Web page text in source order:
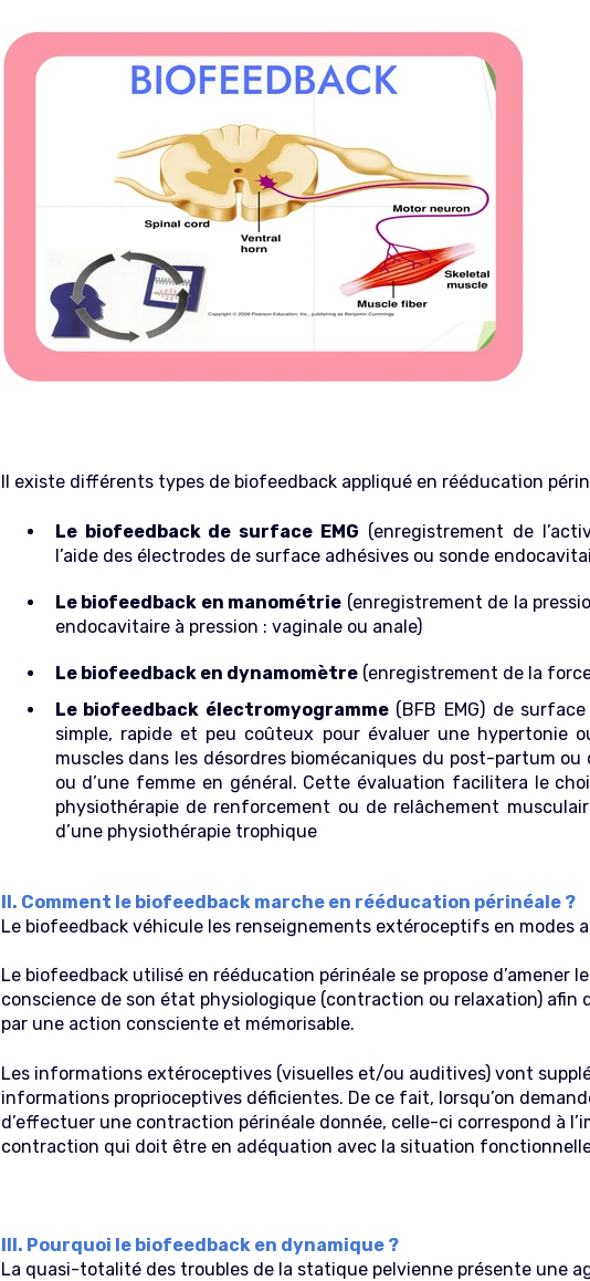
Il existe différents types de biofeedback appliqué en rééducation
Le biofeedback de surface EMG (enregistrement de
l’aide des électrodes de surface adhésives ou sonde
Le biofeedback en manométrie (enregistrement de la
endocavitaire à pression : vaginale ou anale)
Le biofeedback en dynamomètre(enregistrement de la
Le biofeedback électromyogramme(BFB EMG) de
simple, rapide et peu coûteux pour évaluer une hypertonie
muscles dans les désordres biomécaniques du post-partum ou
ou d’une femme en général. Cette évaluation facilitera le
physiothérapie de renforcement ou de relâchement
d’une physiothérapie trophique
II. Comment le biofeedback marche en rééducation périnéale ?
Le biofeedback véhicule les renseignements extéroceptifs en modes
Le biofeedback utilisé en rééducation périnéale se propose d’amener
conscience de son état physiologique (contraction ou relaxation) afin
par une action consciente et mémorisable.
Les informations extéroceptives (visuelles et/ou auditives) vont
informations proprioceptives déficientes. De ce fait, lorsqu’on
d’effectuer une contraction périnéale donnée, celle-ci correspond à
contraction qui doit être en adéquation avec la situation
III. Pourquoi le biofeedback en dynamique ?
La quasi-totalité des troubles de la statique pelvienne présente une